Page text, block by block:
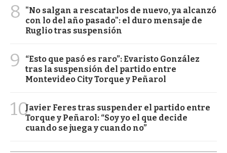
8
"No salgan a rescatarlos de nuevo, ya alcanzó
con lo del año pasado": el duro mensaje de
Ruglio tras suspensión
9
“Esto que pasó es raro”: Evaristo González
tras la suspensión del partido entre
Montevideo City Torque y Peñarol
10Javier Feres tras suspender el partido entre
Torque y Peñarol: “Soy yo el que decide
cuando se juega y cuando no”